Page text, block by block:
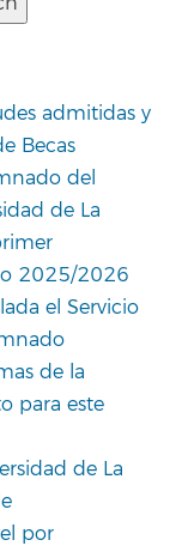
admitidas y
Becas
del
de La
2025/2026
el Servicio
de la
para este
de La
por